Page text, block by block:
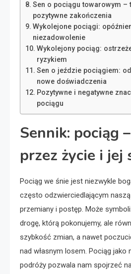
Sen o pociągu towarowym –
pozytywne zakończenia
Wykolejone pociągi:
niezadowolenie
Wykolejony pociąg:
ryzykiem
Sen o jeździe pociągiem:
nowe doświadczenia
Pozytywne i negatywne
pociągu
Sennik: pociąg
przez życie i jej
Pociąg we śnie jest niezwykle
często odzwierciedlającym
przemiany i postęp. Może
drogę, którą pokonujemy, ale
szybkość zmian, a nawet
nad własnym losem. Pociąg jako
podróży pozwala nam spojrzeć